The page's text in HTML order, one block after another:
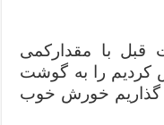
قبل با مقدارکمی
را به گوشت
گذاریم خورش خوب